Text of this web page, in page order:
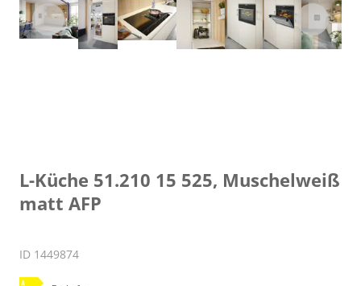
L-Küche 51.210 15 525, Muschelweiß
matt AFP
ID 1449874